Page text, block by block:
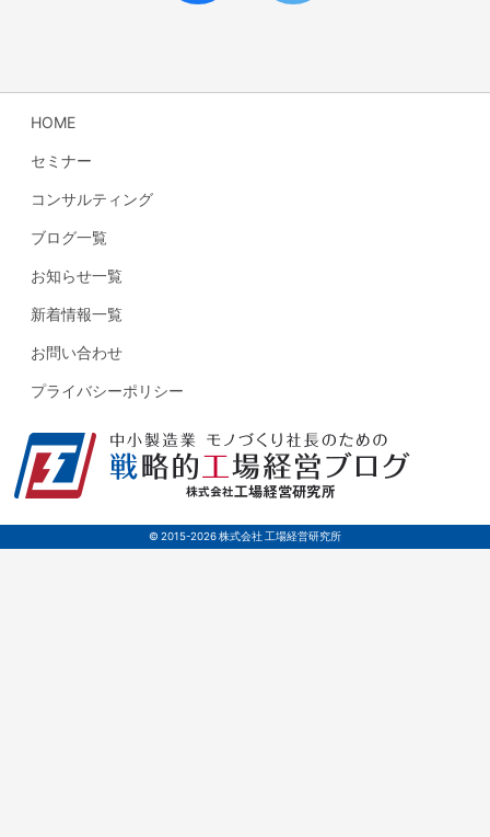
HOME
セミナー
コンサルティング
ブログ一覧
お知らせ一覧
新着情報一覧
お問い合わせ
プライバシーポリシー
© 2015-2026 株式会社 工場経営研究所